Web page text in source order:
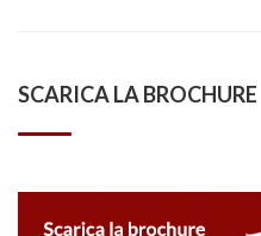
SCARICA LA BROCHURE